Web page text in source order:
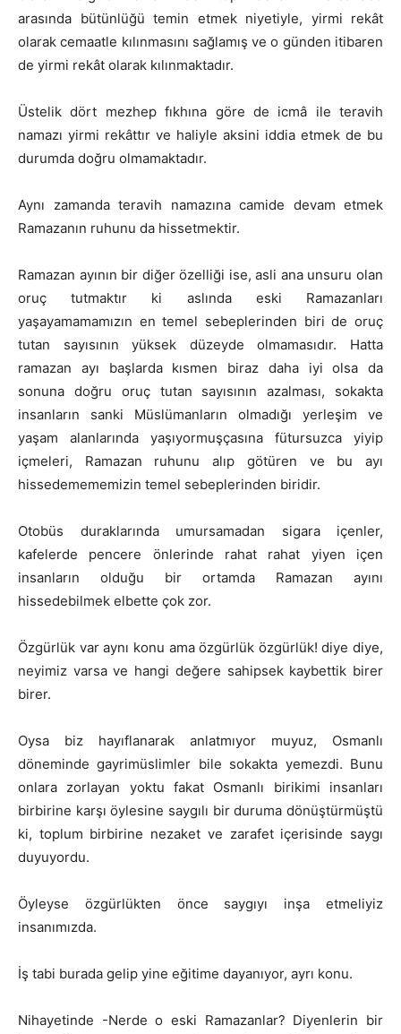
arasında bütünlüğü temin etmek niyetiyle, yirmi rekât
olarak cemaatle kılınmasını sağlamış ve o günden itibaren
de yirmi rekât olarak kılınmaktadır.
Üstelik dört mezhep fıkhına göre de icmâ ile teravih
namazı yirmi rekâttır ve haliyle aksini iddia etmek de bu
durumda doğru olmamaktadır.
Aynı zamanda teravih namazına camide devam etmek
Ramazanın ruhunu da hissetmektir.
Ramazan ayının bir diğer özelliği ise, asli ana unsuru olan
oruç tutmaktır ki aslında eski Ramazanları
yaşayamamamızın en temel sebeplerinden biri de oruç
tutan sayısının yüksek düzeyde olmamasıdır. Hatta
ramazan ayı başlarda kısmen biraz daha iyi olsa da
sonuna doğru oruç tutan sayısının azalması, sokakta
insanların sanki Müslümanların olmadığı yerleşim ve
yaşam alanlarında yaşıyormuşçasına fütursuzca yiyip
içmeleri, Ramazan ruhunu alıp götüren ve bu ayı
hissedemememizin temel sebeplerinden biridir.
Otobüs duraklarında umursamadan sigara içenler,
kafelerde pencere önlerinde rahat rahat yiyen içen
insanların olduğu bir ortamda Ramazan ayını
hissedebilmek elbette çok zor.
Özgürlük var aynı konu ama özgürlük özgürlük! diye diye,
neyimiz varsa ve hangi değere sahipsek kaybettik birer
birer.
Oysa biz hayıflanarak anlatmıyor muyuz, Osmanlı
döneminde gayrimüslimler bile sokakta yemezdi. Bunu
onlara zorlayan yoktu fakat Osmanlı birikimi insanları
birbirine karşı öylesine saygılı bir duruma dönüştürmüştü
ki, toplum birbirine nezaket ve zarafet içerisinde saygı
duyuyordu.
Öyleyse özgürlükten önce saygıyı inşa etmeliyiz
insanımızda.
İş tabi burada gelip yine eğitime dayanıyor, ayrı konu.
Nihayetinde -Nerde o eski Ramazanlar? Diyenlerin bir